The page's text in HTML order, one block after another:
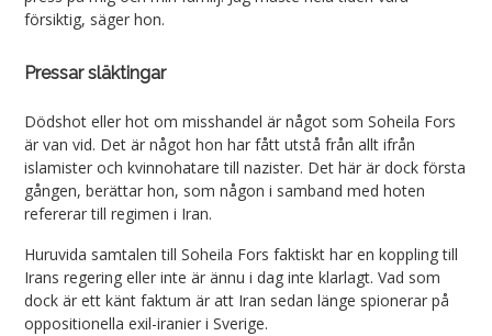
försiktig, säger hon.
Pressar släktingar
Dödshot eller hot om misshandel är något som Soheila Fors
är van vid. Det är något hon har fått utstå från allt ifrån
islamister och kvinnohatare till nazister. Det här är dock första
gången, berättar hon, som någon i samband med hoten
refererar till regimen i Iran.
Huruvida samtalen till Soheila Fors faktiskt har en koppling till
Irans regering eller inte är ännu i dag inte klarlagt. Vad som
dock är ett känt faktum är att Iran sedan länge spionerar på
oppositionella exil-iranier i Sverige.